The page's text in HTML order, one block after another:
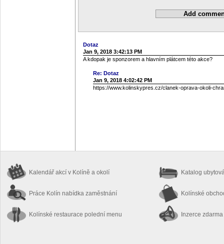
Dotaz
Jan 9, 2018 3:42:13 PM
A kdopak je sponzorem a hlavním plátcem této akce?
Re: Dotaz
Jan 9, 2018 4:02:42 PM
https://www.kolinskypres.cz/clanek-oprava-okoli-
Kalendář akcí v Kolíně a okolí
Práce Kolín nabídka zaměstnání
Kolínské restaurace polední menu
Katalog
Kolínské
Inzerce zdarma